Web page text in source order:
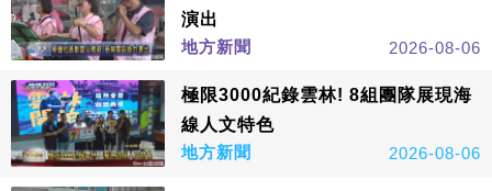
演出
地方新聞
2026-08-06
極限3000紀錄雲林! 8組團隊展現海
線人文特色
地方新聞
2026-08-06